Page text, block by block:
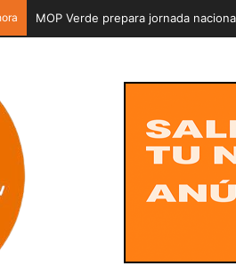
MOP Verde prepara jornada